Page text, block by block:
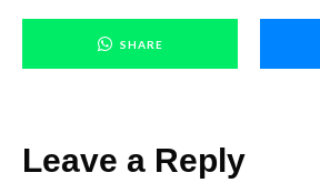
SHARE
Leave a Reply